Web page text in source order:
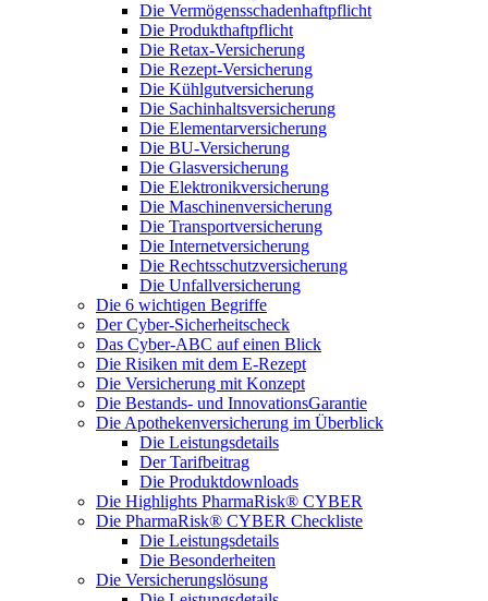
Die Vermögensschadenhaftpflicht
Die Produkthaftpflicht
Die Retax-Versicherung
Die Rezept-Versicherung
Die Kühlgutversicherung
Die Sachinhaltsversicherung
Die Elementarversicherung
Die BU-Versicherung
Die Glasversicherung
Die Elektronikversicherung
Die Maschinenversicherung
Die Transportversicherung
Die Internetversicherung
Die Rechtsschutzversicherung
Die Unfallversicherung
Die 6 wichtigen Begriffe
Der Cyber-Sicher­heits­check
Das Cyber-ABC auf einen Blick
Die Risiken mit dem E-Rezept
Die Versicherung mit Konzept
Die Bestands- und InnovationsGarantie
Die Apothekenversicherung im Überblick
Die Leistungsdetails
Der Tarifbeitrag
Die Produktdownloads
Die Highlights PharmaRisk® CYBER
Die PharmaRisk® CYBER Checkliste
Die Leistungsdetails
Die Besonderheiten
Die Versicherungslösung